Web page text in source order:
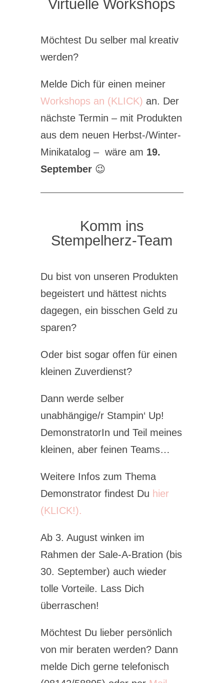
Virtuelle Workshops
Möchtest Du selber mal kreativ
werden?
Melde Dich für einen meiner
Workshops an (KLICK) an. Der
nächste Termin – mit Produkten
aus dem neuen Herbst-/Winter-
Minikatalog – wäre am 19.
September😉
Komm ins
Stempelherz-Team
Du bist von unseren Produkten
begeistert und hättest nichts
dagegen, ein bisschen Geld zu
sparen?
Oder bist sogar offen für einen
kleinen Zuverdienst?
Dann werde selber
unabhängige/r Stampin‘ Up!
DemonstratorIn und Teil meines
kleinen, aber feinen Teams…
Weitere Infos zum Thema
Demonstrator findest Du hier
(KLICK!).
Ab 3. August winken im
Rahmen der Sale-A-Bration (bis
30. September) auch wieder
tolle Vorteile. Lass Dich
überraschen!
Möchtest Du lieber persönlich
von mir beraten werden? Dann
melde Dich gerne telefonisch